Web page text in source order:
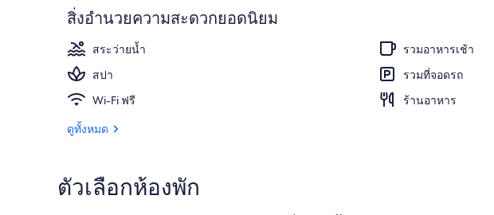
สิ่งอำนวยความสะดวกยอดนิยม
สระว่ายน้ำ
รวมอาหารเช้า
สปา
รวมที่จอดรถ
Wi-Fi ฟรี
ร้านอาหาร
ดูทั้งหมด
ตัวเลือกห้องพัก